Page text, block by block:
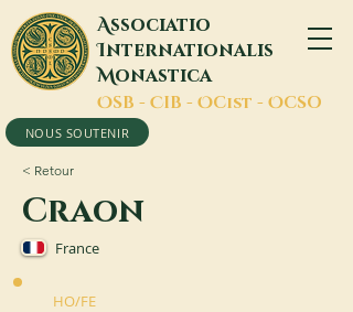
Associatio
Internationalis
Monastica
OSB - CIB - OCist - OCSO
NOUS SOUTENIR
< Retour
Craon
France
HO/FE